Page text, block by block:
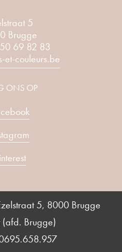
5
Brugge
69 82 83
et-couleurs.be
ONS OP
5, 8000 Brugge
(afd. Brugge)